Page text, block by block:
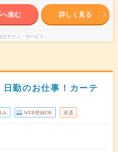
進む 詳しく見る
社テクノ・サービス
勤のお仕事！カーテ
み WEB登録OK 派遣